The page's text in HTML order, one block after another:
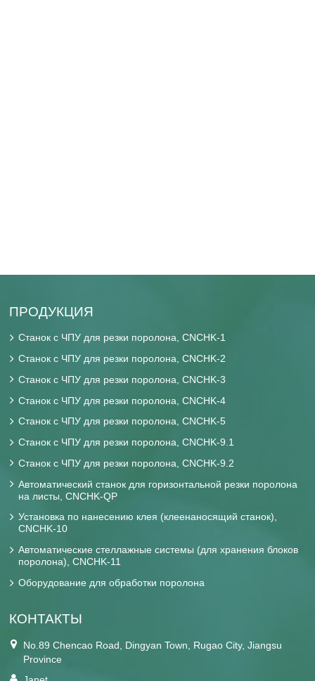
ПРОДУКЦИЯ
Станок с ЧПУ для резки поролона, CNCHK-1
Станок с ЧПУ для резки поролона, CNCHK-2
Станок с ЧПУ для резки поролона, CNCHK-3
Станок с ЧПУ для резки поролона, CNCHK-4
Станок с ЧПУ для резки поролона, CNCHK-5
Станок с ЧПУ для резки поролона, CNCHK-9.1
Станок с ЧПУ для резки поролона, CNCHK-9.2
Автоматический станок для горизонтальной резки поролона
на листы, CNCHK-QP
Установка по нанесению клея (клеенаносящий станок),
CNCHK-10
Автоматические стеллажные системы (для хранения блоков
поролона), CNCHK-11
Оборудование для обработки поролона
КОНТАКТЫ
No.89 Chencao Road, Dingyan Town, Rugao City, Jiangsu
Province